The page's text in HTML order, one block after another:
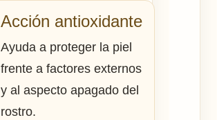
Acción antioxidante
Ayuda a proteger la piel
frente a factores externos
y al aspecto apagado del
rostro.